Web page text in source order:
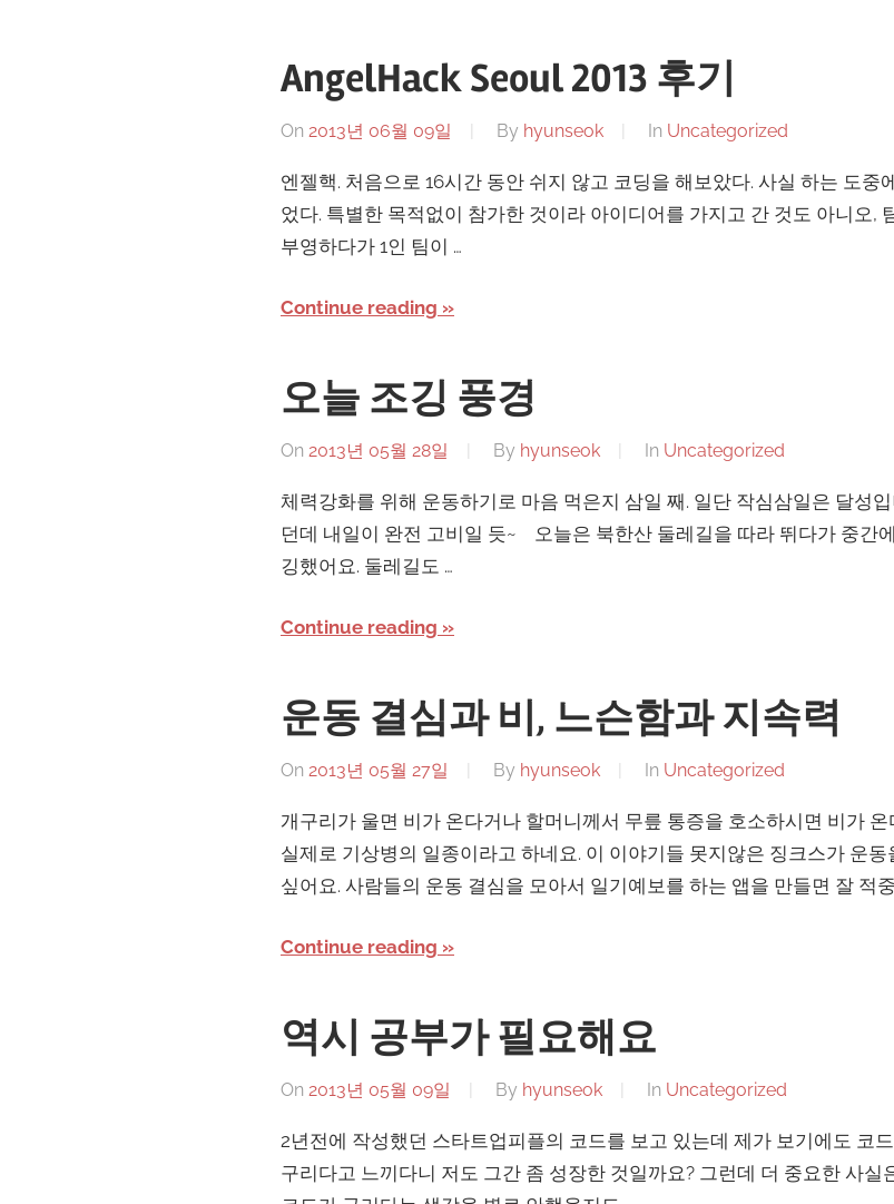
AngelHack Seoul 2013 후기
On 2013년 06월 09일 By hyunseok In Uncategorized
엔젤핵. 처음으로 16시간 동안 쉬지 않고 코딩을 해보았다. 사실 하는 도중
었다. 특별한 목적없이 참가한 것이라 아이디어를 가지고 간 것도 아니오,
부영하다가 1인 팀이 …
Continue reading
오늘 조깅 풍경
On 2013년 05월 28일 By hyunseok In Uncategorized
체력강화를 위해 운동하기로 마음 먹은지 삼일 째. 일단 작심삼일은 달성
던데 내일이 완전 고비일 듯~ 오늘은 북한산 둘레길을 따라 뛰다가 중간
깅했어요. 둘레길도 …
Continue reading
운동 결심과 비, 느슨함과 지속력
On 2013년 05월 27일 By hyunseok In Uncategorized
개구리가 울면 비가 온다거나 할머니께서 무릎 통증을 호소하시면 비가
실제로 기상병의 일종이라고 하네요. 이 이야기들 못지않은 징크스가 운
싶어요. 사람들의 운동 결심을 모아서 일기예보를 하는 앱을 만들면 잘 적
Continue reading
역시 공부가 필요해요
On 2013년 05월 09일 By hyunseok In Uncategorized
2년전에 작성했던 스타트업피플의 코드를 보고 있는데 제가 보기에도 코
구리다고 느끼다니 저도 그간 좀 성장한 것일까요? 그런데 더 중요한 사